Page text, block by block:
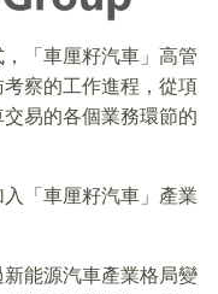
「車厘籽汽車」高管
察的工作進程，從項
易的各個業務環節的
「車厘籽汽車」產業
能源汽車產業格局變